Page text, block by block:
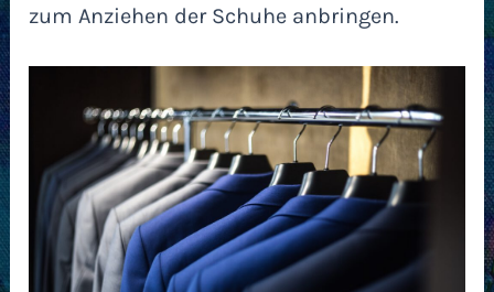
zum Anziehen der Schuhe anbringen.